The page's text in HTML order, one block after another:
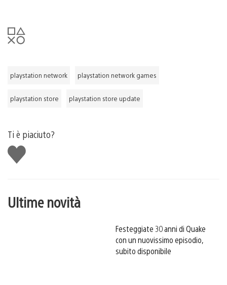
playstation network playstation network games
playstation store playstation store update
Ti è piaciuto?
Mi
piace
Ultime novità
Festeggiate 30 anni di Quake
con un nuovissimo episodio,
subito disponibile